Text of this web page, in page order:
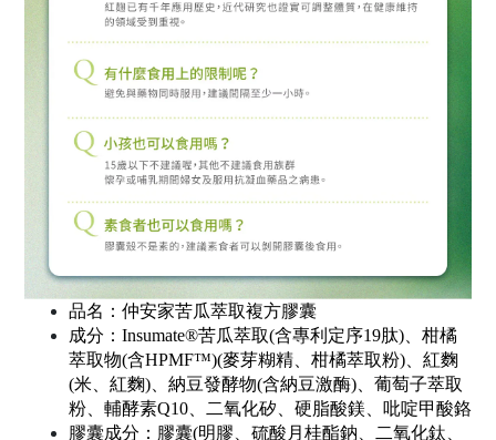
品名：仲安家苦瓜萃取複方膠囊
成分：Insumate®苦瓜萃取(含專利定序19肽)、柑橘
萃取物(含HPMF™)(麥芽糊精、柑橘萃取粉)、紅麴
(米、紅麴)、納豆發酵物(含納豆激酶)、葡萄子萃取
粉、輔酵素Q10、二氧化矽、硬脂酸鎂、吡啶甲酸鉻
膠囊成分：膠囊(明膠、硫酸月桂酯鈉、二氧化鈦、